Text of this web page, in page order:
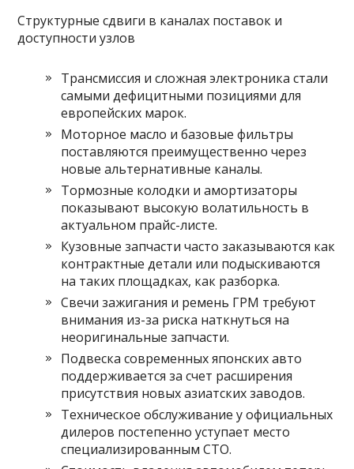
Структурные сдвиги в каналах поставок и
доступности узлов
Трансмиссия и сложная электроника стали
самыми дефицитными позициями для
европейских марок.
Моторное масло и базовые фильтры
поставляются преимущественно через
новые альтернативные каналы.
Тормозные колодки и амортизаторы
показывают высокую волатильность в
актуальном прайс-листe.
Кузовные запчасти часто заказываются как
контрактные детали или подыскиваются
на таких площадках, как разборка.
Свечи зажигания и ремень ГРМ требуют
внимания из-за риска наткнуться на
неоригинальные запчасти.
Подвеска современных японских авто
поддерживается за счет расширения
присутствия новых азиатских заводов.
Техническое обслуживание у официальных
дилеров постепенно уступает место
специализированным СТО.